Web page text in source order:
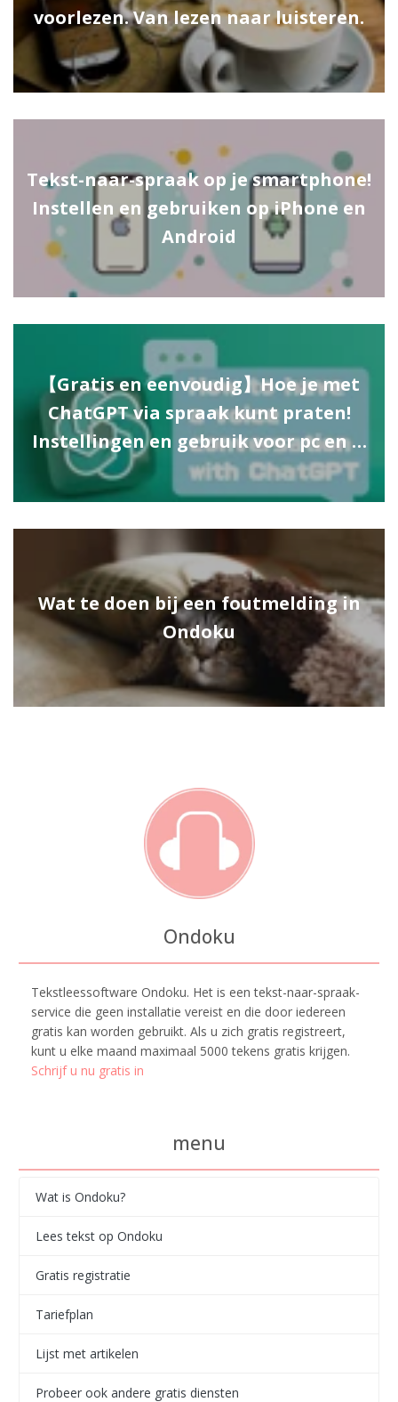
voorlezen. Van lezen naar luisteren.
Tekst-naar-spraak op je smartphone!
Instellen en gebruiken op iPhone en
Android
【Gratis en eenvoudig】Hoe je met
ChatGPT via spraak kunt praten!
Instellingen en gebruik voor pc en …
Wat te doen bij een foutmelding in
Ondoku
Ondoku
Tekstleessoftware Ondoku. Het is een tekst-naar-spraak-
service die geen installatie vereist en die door iedereen
gratis kan worden gebruikt. Als u zich gratis registreert,
kunt u elke maand maximaal 5000 tekens gratis krijgen.
Schrijf u nu gratis in
menu
Wat is Ondoku?
Lees tekst op Ondoku
Gratis registratie
Tariefplan
Lijst met artikelen
Probeer ook andere gratis diensten